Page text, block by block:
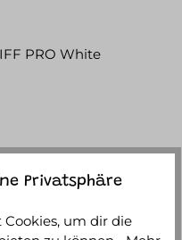
PRO White
Privatsphäre
um dir die